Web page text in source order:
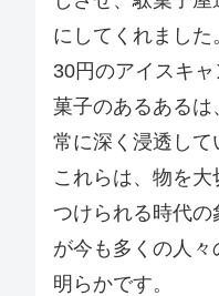
にしてくれました
30円のアイスキ
菓子のあるあるは
常に深く浸透して
これらは、物を
つけられる時代
が今も多くの人
明らかです。